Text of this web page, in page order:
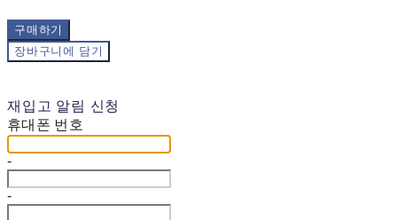
구매하기
장바구니에 담기
재입고 알림 신청
휴대폰 번호
-
-